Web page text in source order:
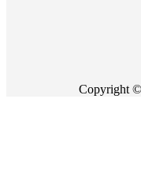
Copyright